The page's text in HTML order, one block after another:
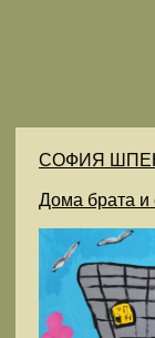
СОФИЯ
Дома брата и